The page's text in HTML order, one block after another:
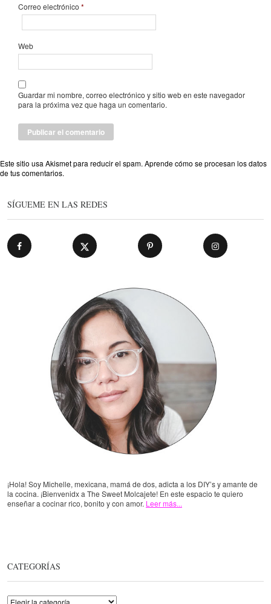
Correo electrónico *
Web
Guardar mi nombre, correo electrónico y sitio web en este navegador
para la próxima vez que haga un comentario.
Este sitio usa Akismet para reducir el spam. Aprende cómo se procesan los datos
de tus comentarios.
SÍGUEME EN LAS REDES
¡Hola! Soy Michelle, mexicana, mamá de dos, adicta a los DIY’s y amante de
la cocina. ¡Bienvenidx a The Sweet Molcajete! En este espacio te quiero
enseñar a cocinar rico, bonito y con amor. Leer más...
CATEGORÍAS
Categorías